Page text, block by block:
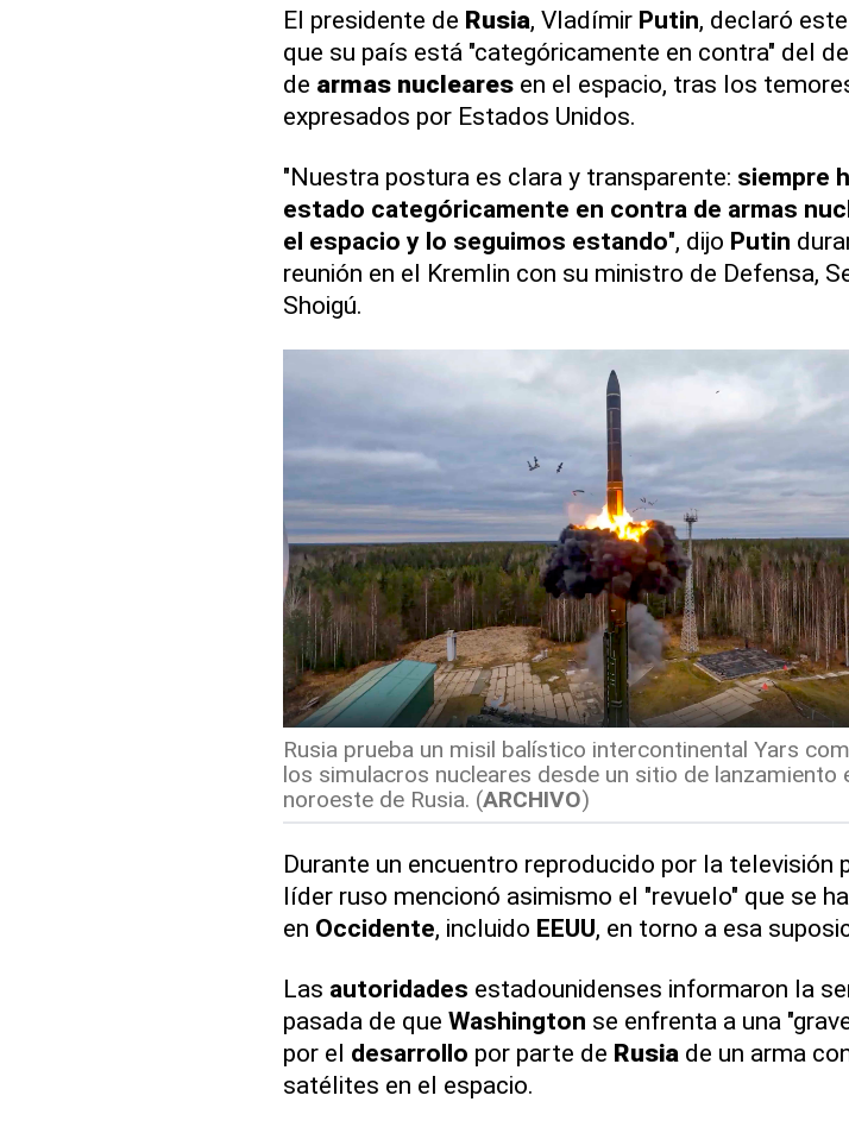
El presidente de Rusia, Vladímir Putin, declaró
que su país está "categóricamente en contra" del
de armas nuclearesen el espacio, tras los
expresados por Estados Unidos.
"Nuestra postura es clara y transparente: siempre
estado categóricamente en contra de armas
el espacio y lo seguimos estando", dijo Putin
reunión en el Kremlin con su ministro de Defensa,
Shoigú.
Rusia prueba un misil balístico intercontinental Yars
los simulacros nucleares desde un sitio de lanzamiento
noroeste de Rusia. (ARCHIVO)
Durante un encuentro reproducido por la televisión
líder ruso mencionó asimismo el "revuelo" que se
en Occidente, incluido EEUU, en torno a esa
Las autoridades estadounidenses informaron la
pasada de que Washington se enfrenta a una
por el desarrollo por parte de Rusiade un arma
satélites en el espacio.